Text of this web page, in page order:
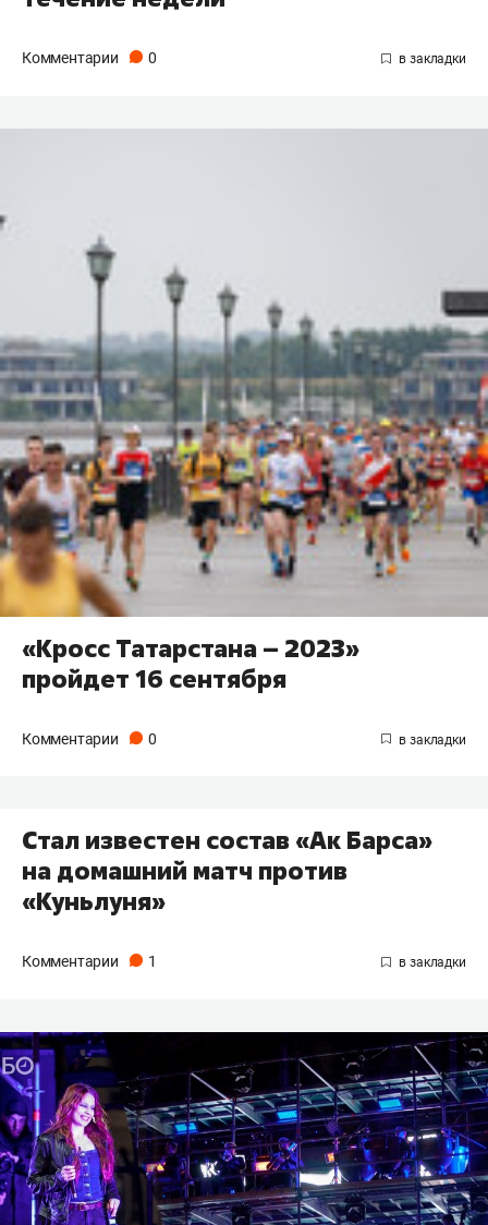
Комментарии 0
«Кросс Татарстана – 2023»
пройдет 16 сентября
Комментарии 0
Стал известен состав «Ак Барса»
на домашний матч против
«Куньлуня»
Комментарии 1